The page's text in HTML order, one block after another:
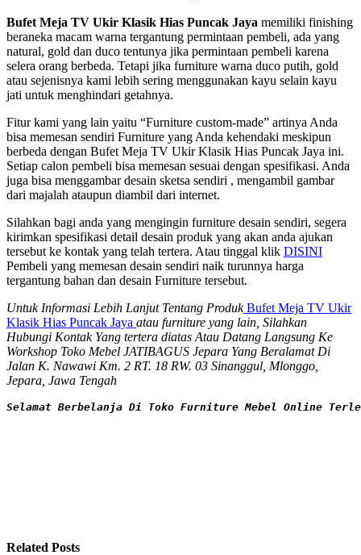
Bufet Meja TV Ukir Klasik Hias Puncak Jaya memiliki finishing
beraneka macam warna tergantung permintaan pembeli, ada yang
natural, gold dan duco tentunya jika permintaan pembeli karena
selera orang berbeda. Tetapi jika furniture warna duco putih, gold
atau sejenisnya kami lebih sering menggunakan kayu selain kayu
jati untuk menghindari getahnya.
Fitur kami yang lain yaitu “Furniture custom-made” artinya Anda
bisa memesan sendiri Furniture yang Anda kehendaki meskipun
berbeda dengan Bufet Meja TV Ukir Klasik Hias Puncak Jaya ini.
Setiap calon pembeli bisa memesan sesuai dengan spesifikasi. Anda
juga bisa menggambar desain sketsa sendiri , mengambil gambar
dari majalah ataupun diambil dari internet.
Silahkan bagi anda yang mengingin furniture desain sendiri, segera
kirimkan spesifikasi detail desain produk yang akan anda ajukan
tersebut ke kontak yang telah tertera. Atau tinggal klik DISINI
Pembeli yang memesan desain sendiri naik turunnya harga
tergantung bahan dan desain Furniture tersebut.
Untuk Informasi Lebih Lanjut Tentang ProdukBufet Meja TV Ukir
Klasik Hias Puncak Jaya atau furniture yang lain, Silahkan
Hubungi Kontak Yang tertera diatas Atau Datang Langsung Ke
Workshop Toko Mebel JATIBAGUS Jepara Yang Beralamat Di
Jalan K. Nawawi Km. 2 RT. 18 RW. 03 Sinanggul, Mlonggo,
Jepara, Jawa Tengah
Selamat Berbelanja Di Toko Furniture Mebel Online
Related Posts